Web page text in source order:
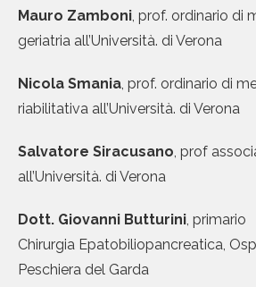
Mauro Zamboni, prof. ordinario di
geriatria all’Università. di Verona
Nicola Smania, prof. ordinario di
riabilitativa all’Università. di Verona
Salvatore Siracusano, prof
all’Università. di Verona
Dott. Giovanni Butturini, primario
Chirurgia Epatobiliopancreatica,
Peschiera del Garda